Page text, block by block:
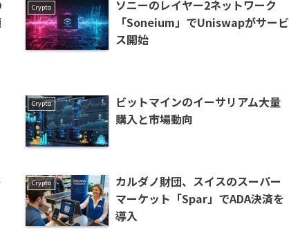
Crypto
ソニーのレイヤー2ネットワーク
「Soneium」でUniswapがサービ
ス開始
Crypto
ビットマインのイーサリアム大量
購入と市場動向
Crypto
カルダノ財団、スイスのスーパー
マーケット「Spar」でADA決済を
導入